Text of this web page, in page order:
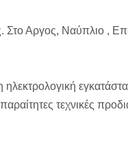
Στο Αργος, Ναύπλιο ,
τεχνικές